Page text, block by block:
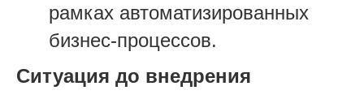
рамках автоматизированных
бизнес-процессов.
Ситуация до внедрения